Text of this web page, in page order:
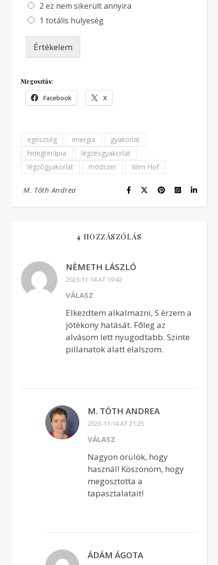
2 ez nem sikerült annyira
1 totális hülyeség
Értékelem
Megosztás:
Facebook X
egészség energia
gyakorlat
hidegterápia
légzésgyakorlat
légzőgyakorlat
módszer Wim Hof
M. Tóth Andrea
4 HOZZÁSZÓLÁS
NÈMETH LÁSZLÓ
2023-11-14 AT 19:42
VÁLASZ
Elkezdtem alkalmazni, S èrzem a
jótèkony hatását. Főleg az
alvásom lett nyugodtabb. Szinte
pillanatok alatt elalszom.
M. TÓTH ANDREA
2023-11-14 AT 21:25
VÁLASZ
Nagyon örülök, hogy
használ! Köszönöm, hogy
megosztotta a
tapasztalatait!
ÁDÁM ÁGOTA